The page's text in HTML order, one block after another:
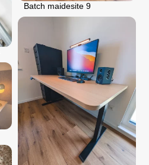
Batch maidesite 9